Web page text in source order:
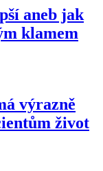
aneb jak
klamem
výrazně
život